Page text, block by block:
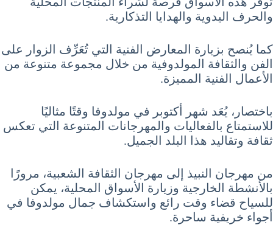
والحرف اليدوية والهدايا التذكارية.
كما يُنصح بزيارة المعارض الفنية التي تُعَرِّف الزوار على
الفن والثقافة المولدوفية من خلال مجموعة متنوعة من
الأعمال الفنية المميزة.
باختصار، يُعَد شهر أكتوبر في مولدوفا وقتًا مثاليًا
للاستمتاع بالفعاليات والمهرجانات المتنوعة التي تعكس
ثقافة وتقاليد هذا البلد الجميل.
من مهرجان النبيذ إلى مهرجان الثقافة الشعبية، مرورًا
بالأنشطة الخارجية وزيارة الأسواق المحلية، يمكن
للسياح قضاء وقت رائع واستكشاف جمال مولدوفا في
أجواء خريفية ساحرة.